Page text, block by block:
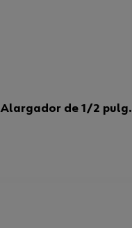
Alargador de 1/2 pulg.